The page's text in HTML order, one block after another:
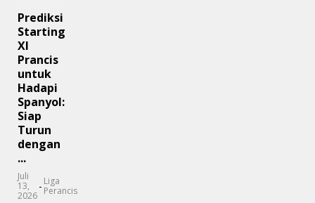
Prediksi
Starting
XI
Prancis
untuk
Hadapi
Spanyol:
Siap
Turun
dengan
...
Juli
13,
2026
- Liga
Perancis